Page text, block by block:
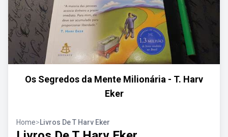
Os Segredos da Mente Milionária - T. Harv
Eker
Home>Livros De T Harv Eker